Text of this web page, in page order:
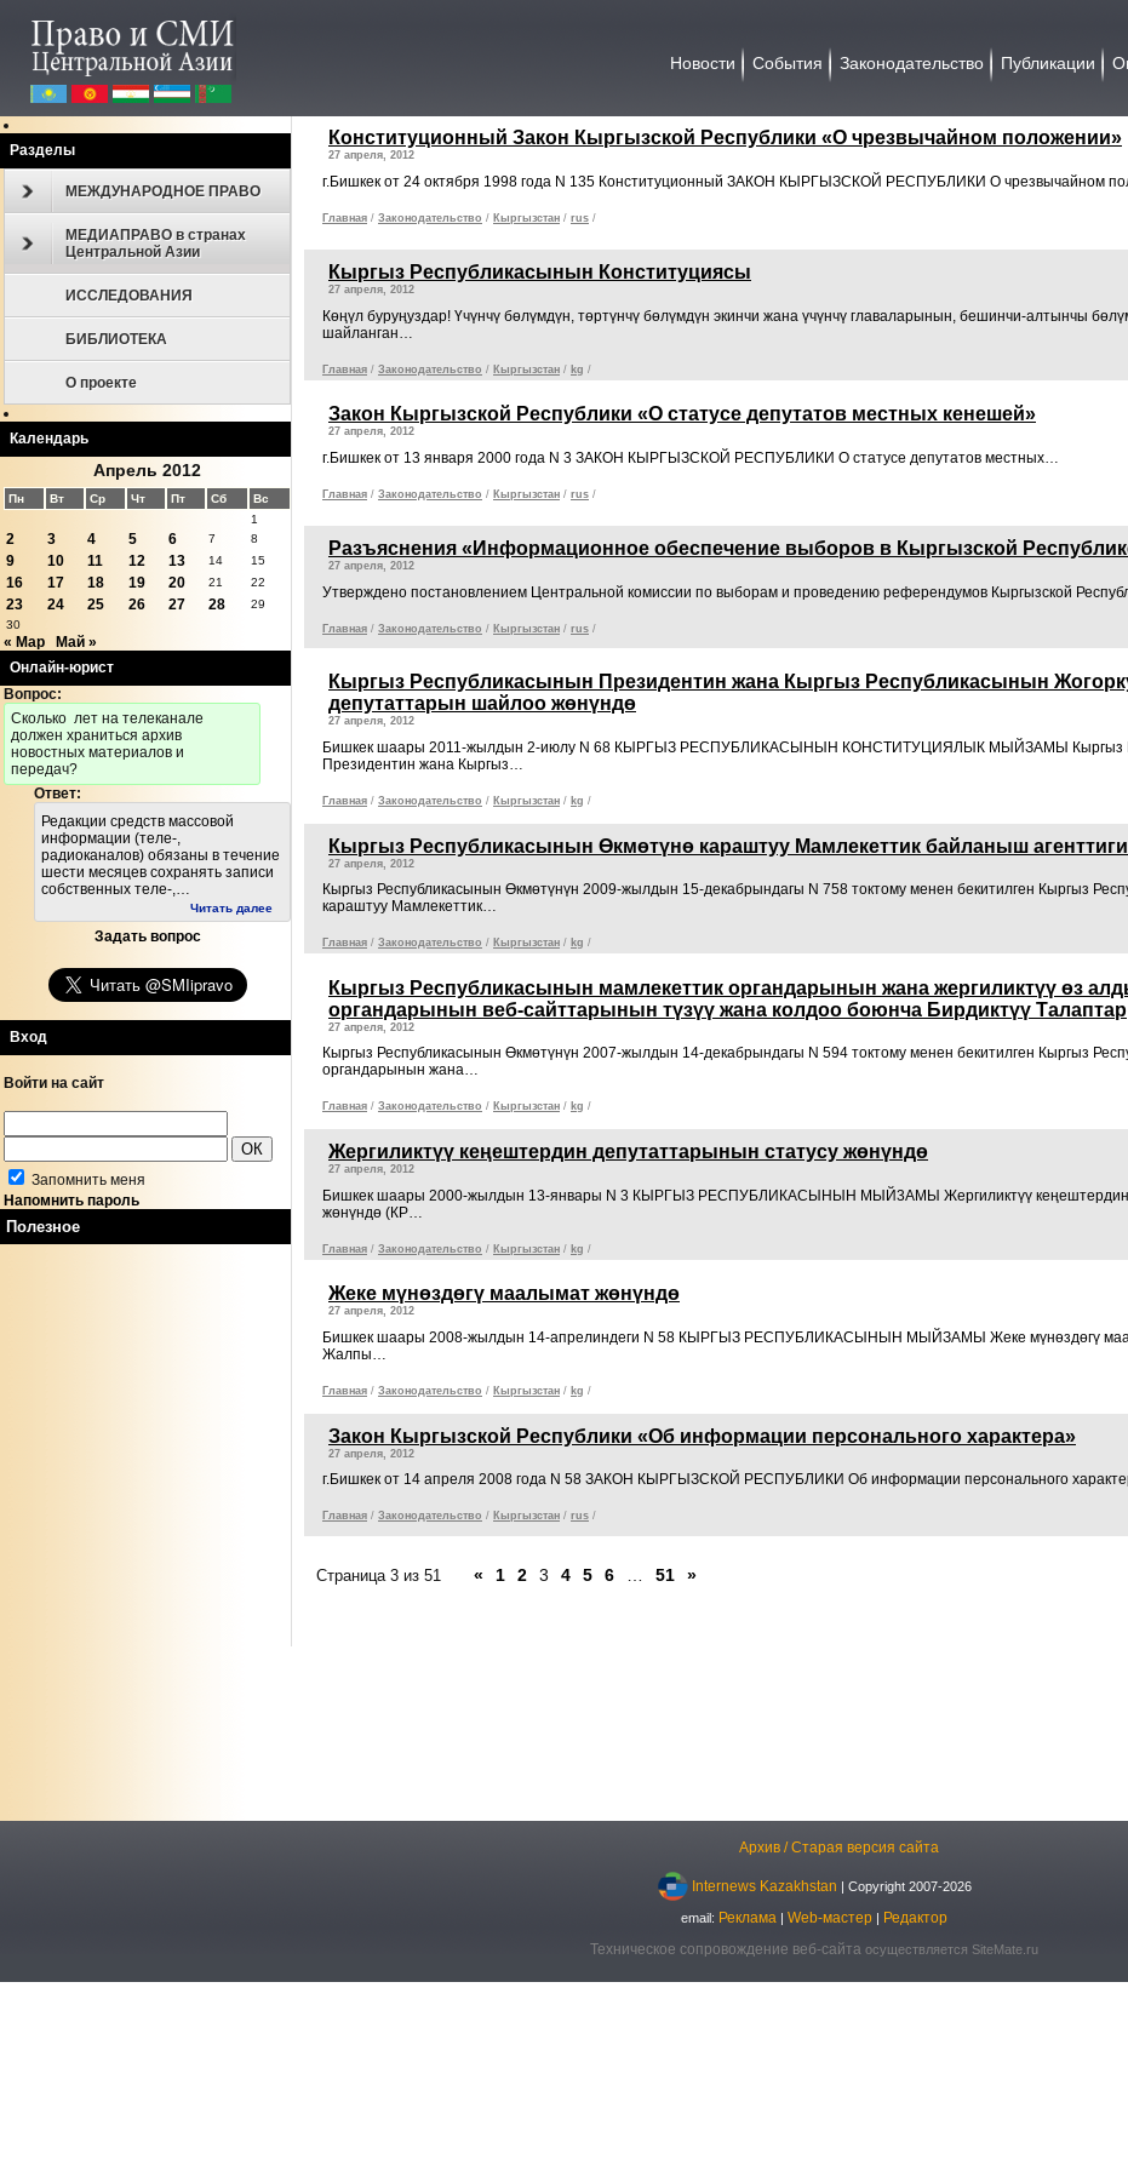
Новости События Законодательство Публикации
Разделы
МЕЖДУНАРОДНОЕ ПРАВО
МЕДИАПРАВО в странах
Центральной Азии
ИССЛЕДОВАНИЯ
БИБЛИОТЕКА
О проекте
Календарь
Апрель 2012
Пн Вт Ср Чт Пт Сб
Вс
1
2 3 4 5 6 7 8
9 10 11 12 13 14 15
16 17 18 19 20 21 22
23 24 25 26 27 28
29
30
« Мар
Май »
Онлайн-юрист
Вопрос:
Cколько лет на телеканале
должен храниться архив
новостных материалов и
передач?
Ответ:
Редакции средств массовой
информации (теле-,
радиоканалов) обязаны в течение
шести месяцев сохранять записи
собственных теле-,…
Читать далее
Задать вопрос
Вход
Войти на сайт
Запомнить меня
Напомнить пароль
Полезное
Конституционный Закон Кыргызской Республики «О чрезвычайном положении»
27 апреля, 2012
г.Бишкек от 24 октября 1998 года N 135 Конституционный ЗАКОН КЫРГЫЗСКОЙ РЕСПУБЛИКИ О чрезвычайном
Главная / Законодательcтво / Кыргызстан / rus /
Кыргыз Республикасынын Конституциясы
27 апреля, 2012
Көңүл буруңуздар! Үчүнчү бөлүмдүн, төртүнчү бөлүмдүн экинчи жана үчүнчү главаларынын, бешинчи-алтынчы
шайланган…
Главная / Законодательcтво / Кыргызстан / kg /
Закон Кыргызской Республики «О статусе депутатов местных кенешей»
27 апреля, 2012
г.Бишкек от 13 января 2000 года N 3 ЗАКОН КЫРГЫЗСКОЙ РЕСПУБЛИКИ О статусе депутатов местных…
Главная / Законодательcтво / Кыргызстан / rus /
Разъяснения «Информационное обеспечение выборов в Кыргызской
27 апреля, 2012
Утверждено постановлением Центральной комиссии по выборам и проведению референдумов Кыргызской
Главная / Законодательcтво / Кыргызстан / rus /
Кыргыз Республикасынын Президентин жана Кыргыз Республикасынын
депутаттарын шайлоо жөнүндө
27 апреля, 2012
Бишкек шаары 2011-жылдын 2-июлу N 68 КЫРГЫЗ РЕСПУБЛИКАСЫНЫН КОНСТИТУЦИЯЛЫК МЫЙЗАМЫ Кыргыз
Президентин жана Кыргыз…
Главная / Законодательcтво / Кыргызстан / kg /
Кыргыз Республикасынын Өкмөтүнө караштуу Мамлекеттик байланыш
27 апреля, 2012
Кыргыз Республикасынын Өкмөтүнүн 2009-жылдын 15-декабрындагы N 758 токтому менен бекитилген Кыргыз
караштуу Мамлекеттик…
Главная / Законодательcтво / Кыргызстан / kg /
Кыргыз Республикасынын мамлекеттик органдарынын жана жергиликтүү өз
органдарынын веб-сайттарынын түзүү жана колдоо боюнча Бирдиктүү Талаптар
27 апреля, 2012
Кыргыз Республикасынын Өкмөтүнүн 2007-жылдын 14-декабрындагы N 594 токтому менен бекитилген Кыргыз
органдарынын жана…
Главная / Законодательcтво / Кыргызстан / kg /
Жергиликтүү кеңештердин депутаттарынын статусу жөнүндө
27 апреля, 2012
Бишкек шаары 2000-жылдын 13-январы N 3 КЫРГЫЗ РЕСПУБЛИКАСЫНЫН МЫЙ3АМЫ Жергиликтүү кеңештердин
жөнүндө (КР…
Главная / Законодательcтво / Кыргызстан / kg /
Жеке мүнөздөгү маалымат жөнүндө
27 апреля, 2012
Бишкек шаары 2008-жылдын 14-апрелиндеги N 58 КЫРГЫЗ РЕСПУБЛИКАСЫНЫН МЫЙЗАМЫ Жеке мүнөздөгү
Жалпы…
Главная / Законодательcтво / Кыргызстан / kg /
Закон Кыргызской Республики «Об информации персонального характера»
27 апреля, 2012
г.Бишкек от 14 апреля 2008 года N 58 ЗАКОН КЫРГЫЗСКОЙ РЕСПУБЛИКИ Об информации персонального
Главная / Законодательcтво / Кыргызстан / rus /
Страница 3 из 51 « 1 2 3 4 5 6 51 »
Архив / Старая версия сайта
Internews Kazakhstan | Copyright 2007-2026
email: Реклама | Web-мастер | Редактор
Техническое сопровождение веб-сайта осуществляется SiteMate.ru